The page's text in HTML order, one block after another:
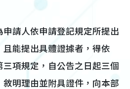
請人依申請登記規定所提出
能提出具體證據者，得依
三項規定，自公告之日起三個
明理由並附具證件，向本部